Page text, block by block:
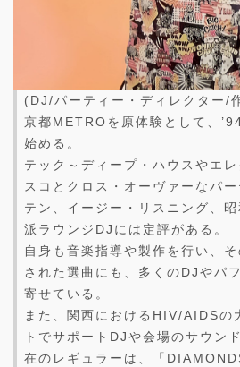
(DJ/パーティー・ディレクター/
京都METROを原体験として、
始める。
テック～ディープ・ハウスやエ
スコとクロス・オーヴァーなパ
テン、イージー・リスニング、
派ラウンジDJには定評がある。
自身も音楽指導や製作を行い、
された選曲にも、多くのDJやパ
寄せている。
また、関西におけるHIV/AIDSの
トでサポートDJや会場のサウン
在のレギュラーは、「